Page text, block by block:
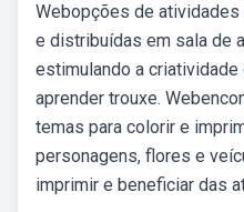
Webopções de
e distribuídas em sala de
estimulando a criatividade
aprender trouxe.
temas para colorir e
personagens, flores e
imprimir e beneficiar das